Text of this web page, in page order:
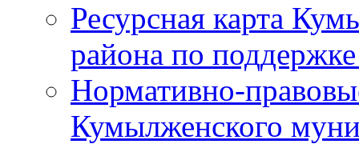
Ресурсная карта
района по
Нормативно-
Кумылженского